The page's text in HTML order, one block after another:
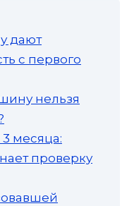
дают
с первого
нельзя
месяца:
проверку